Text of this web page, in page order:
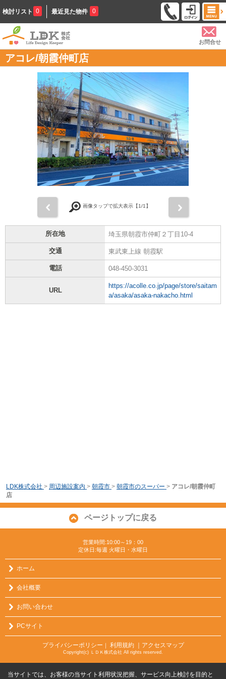
検討リスト 0 最近見た物件 0
お問合せ
アコレ/朝霞仲町店
画像タップで拡大表示【1/1】
所在地 埼玉県朝霞市仲町２丁目10-4
交通 東武東上線 朝霞駅
電話 048-450-3031
URL
https://acolle.co.jp/page/store/saitam
a/asaka/asaka-nakacho.html
LDK株式会社 > 周辺施設案内 > 朝霞市 > 朝霞市のスーパー > アコレ/朝霞仲町
店
ページトップに戻る
営業時間:10:00～19：00
定休日:毎週 火曜日・水曜日
ホーム
会社概要
お問い合わせ
PCサイト
プライバシーポリシー ｜ 利用規約 ｜アクセスマップ
Copyright(c) ＬＤＫ株式会社 All rights reserved.
当サイトでは、お客様の当サイト利用状況把握、サービス向上検討を目的と